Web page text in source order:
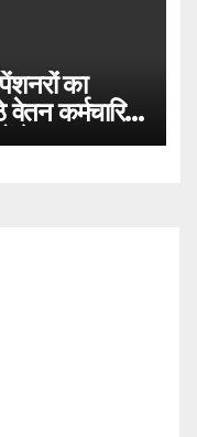
का
वेतन कर्मचारियों
के 60 हजार